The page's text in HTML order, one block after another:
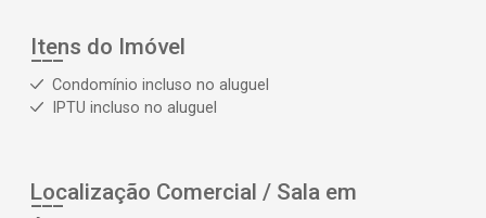
Itens do Imóvel
Condomínio incluso no aluguel
IPTU incluso no aluguel
Localização Comercial / Sala em